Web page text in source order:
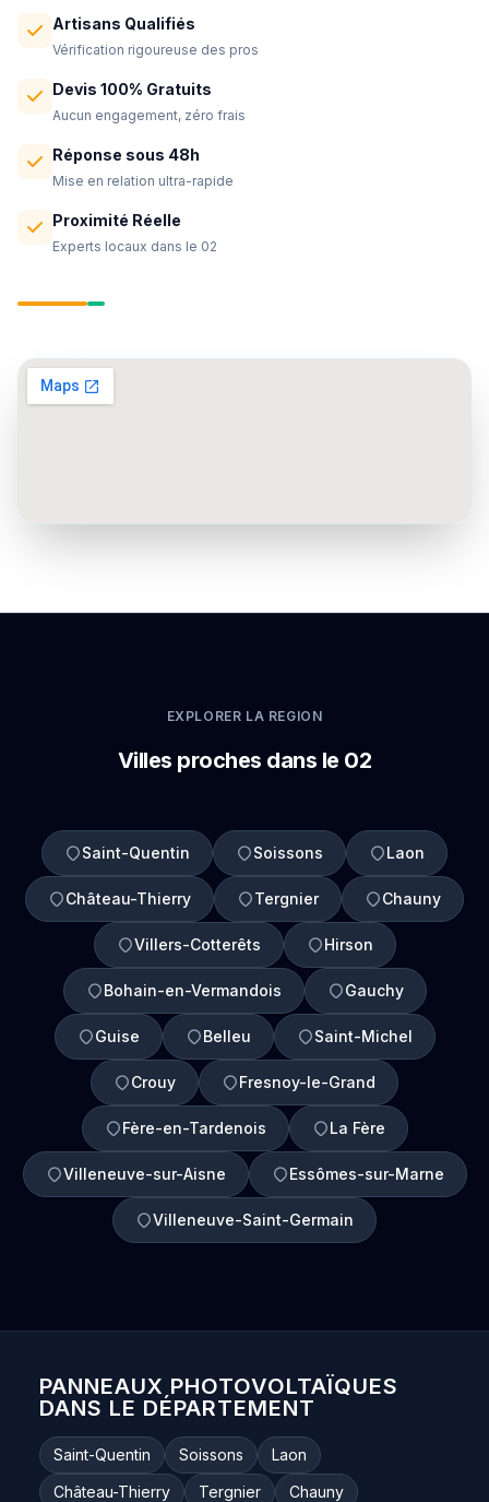
Artisans Qualifiés
Vérification rigoureuse des pros
Devis 100% Gratuits
Aucun engagement, zéro frais
Réponse sous 48h
Mise en relation ultra-rapide
Proximité Réelle
Experts locaux dans le 02
EXPLORER LA REGION
Villes proches dans le 02
Saint-Quentin Soissons Laon
Château-Thierry Tergnier Chauny
Villers-Cotterêts Hirson
Bohain-en-Vermandois Gauchy
Guise Belleu Saint-Michel
Crouy Fresnoy-le-Grand
Fère-en-Tardenois La Fère
Villeneuve-sur-Aisne Essômes-sur-Marne
Villeneuve-Saint-Germain
PANNEAUX PHOTOVOLTAÏQUES
DANS LE DÉPARTEMENT
Saint-Quentin Soissons
Laon
Château-Thierry
Tergnier
Chauny